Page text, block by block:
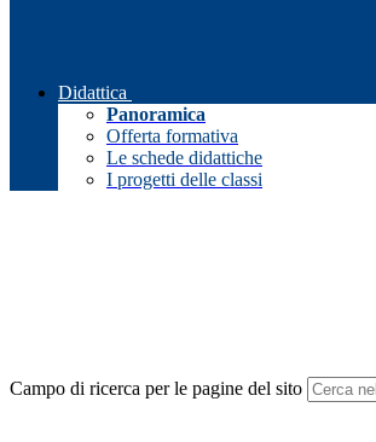
Didattica
Panoramica
Offerta formativa
Le schede didattiche
I progetti delle classi
Campo di ricerca per le pagine del sito